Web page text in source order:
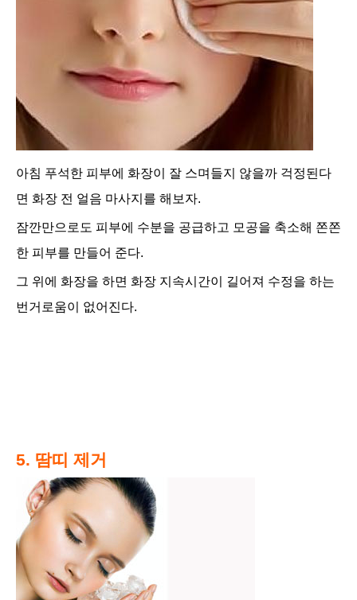
아침 푸석한 피부에 화장이 잘 스며들지 않을까 걱정된다
면 화장 전 얼음 마사지를 해보자.
잠깐만으로도 피부에 수분을 공급하고 모공을 축소해 쫀쫀
한 피부를 만들어 준다.
그 위에 화장을 하면 화장 지속시간이 길어져 수정을 하는
번거로움이 없어진다.
5. 땀띠 제거